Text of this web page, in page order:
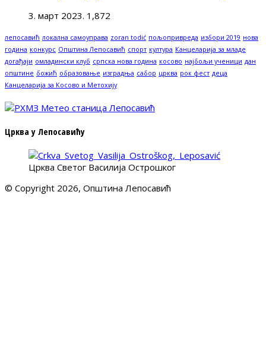
3. март 2023. 1,872
лепосавић локална самоуправа zoran todić пољопривреда избори 2019 нова
година конкурс Општина Лепосавић спорт култура Канцеларија за младе
догађаји омладински клуб српска нова година косово најбољи ученици дан
општине божић образовање изградња сабор црква рок фест деца
Канцеларија за Косово и Метохију
Црква у Лепосавићу
Црква Светог Василија Острошког
© Copyright 2026, Општина Лепосавић